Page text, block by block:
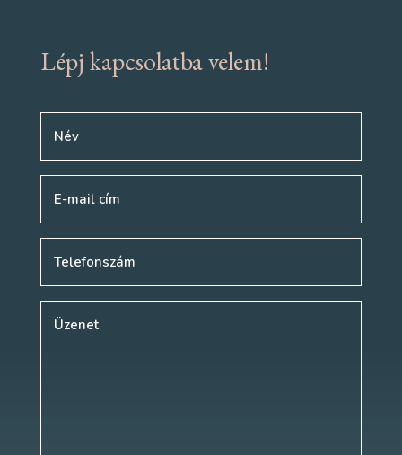
Lépj kapcsolatba velem!